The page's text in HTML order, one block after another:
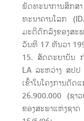
ພັດທະນາການສຶກສ
ທະນາຄານໂລກ
ມະຕິຕົກລົງຂອງສະ
ວັນທີ 17 ທັນວາ
ສັດຕະຍາບັນ
LA ລະຫວ່າງ ສປປ
ເຂົ້າໃນໂຄງການດັ
26.900.000 (ຊາ
ຂອງສະພາແຫ່ງ